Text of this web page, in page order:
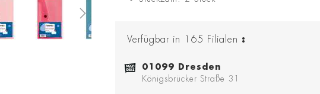
Verfügbar in 165 Filialen :
01099 Dresden
Königsbrücker Straße 31